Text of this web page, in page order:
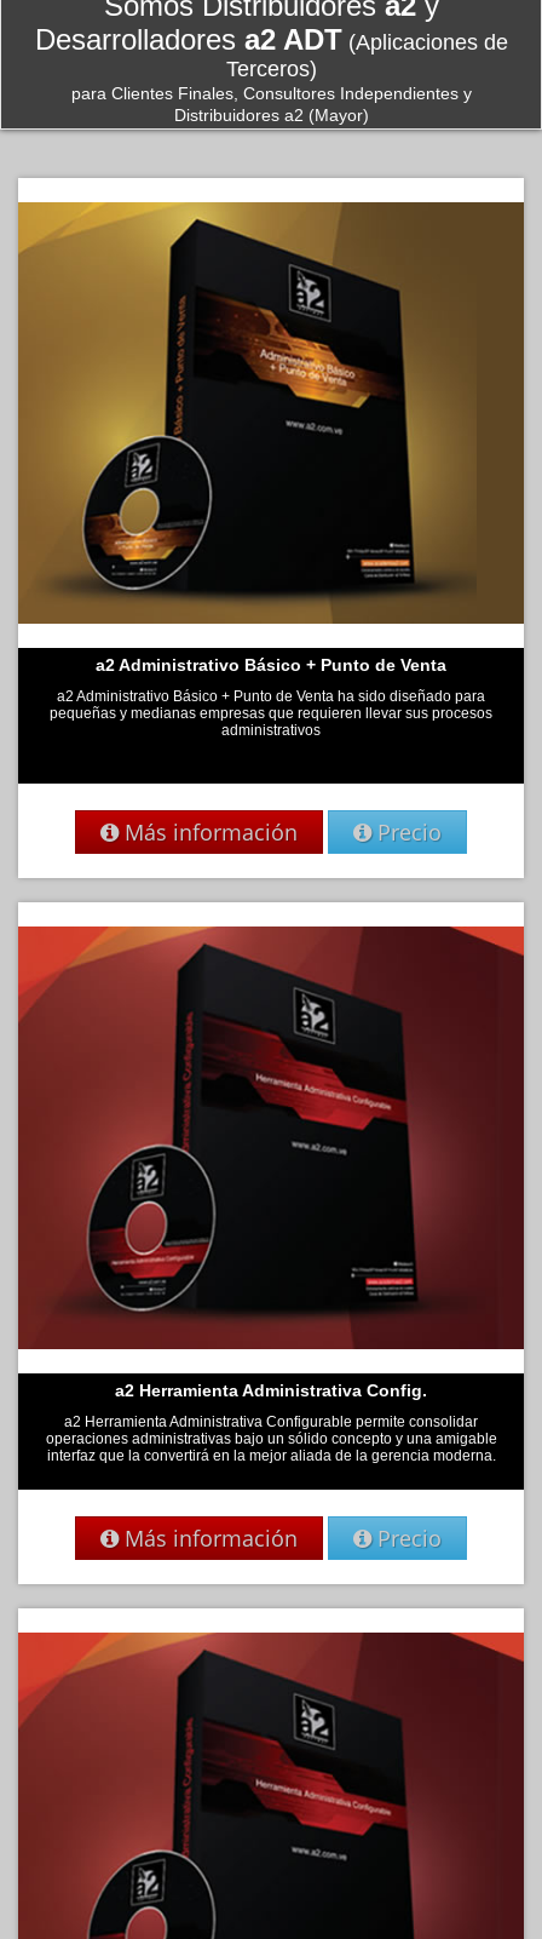
Desarrolladores a2 ADT (Aplicaciones de
Terceros)
para Clientes Finales, Consultores Independientes y
Distribuidores a2 (Mayor)
a2 Administrativo Básico + Punto de Venta
a2 Administrativo Básico + Punto de Venta ha sido diseñado para
pequeñas y medianas empresas que requieren llevar sus procesos
administrativos
Más información Precio
a2 Herramienta Administrativa Config.
a2 Herramienta Administrativa Configurable permite consolidar
operaciones administrativas bajo un sólido concepto y una amigable
interfaz que la convertirá en la mejor aliada de la gerencia moderna.
Más información Precio